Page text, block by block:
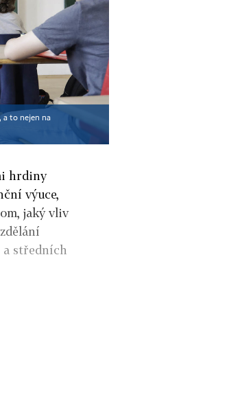
a to nejen na
hrdiny
výuce,
jaký vliv
a středních